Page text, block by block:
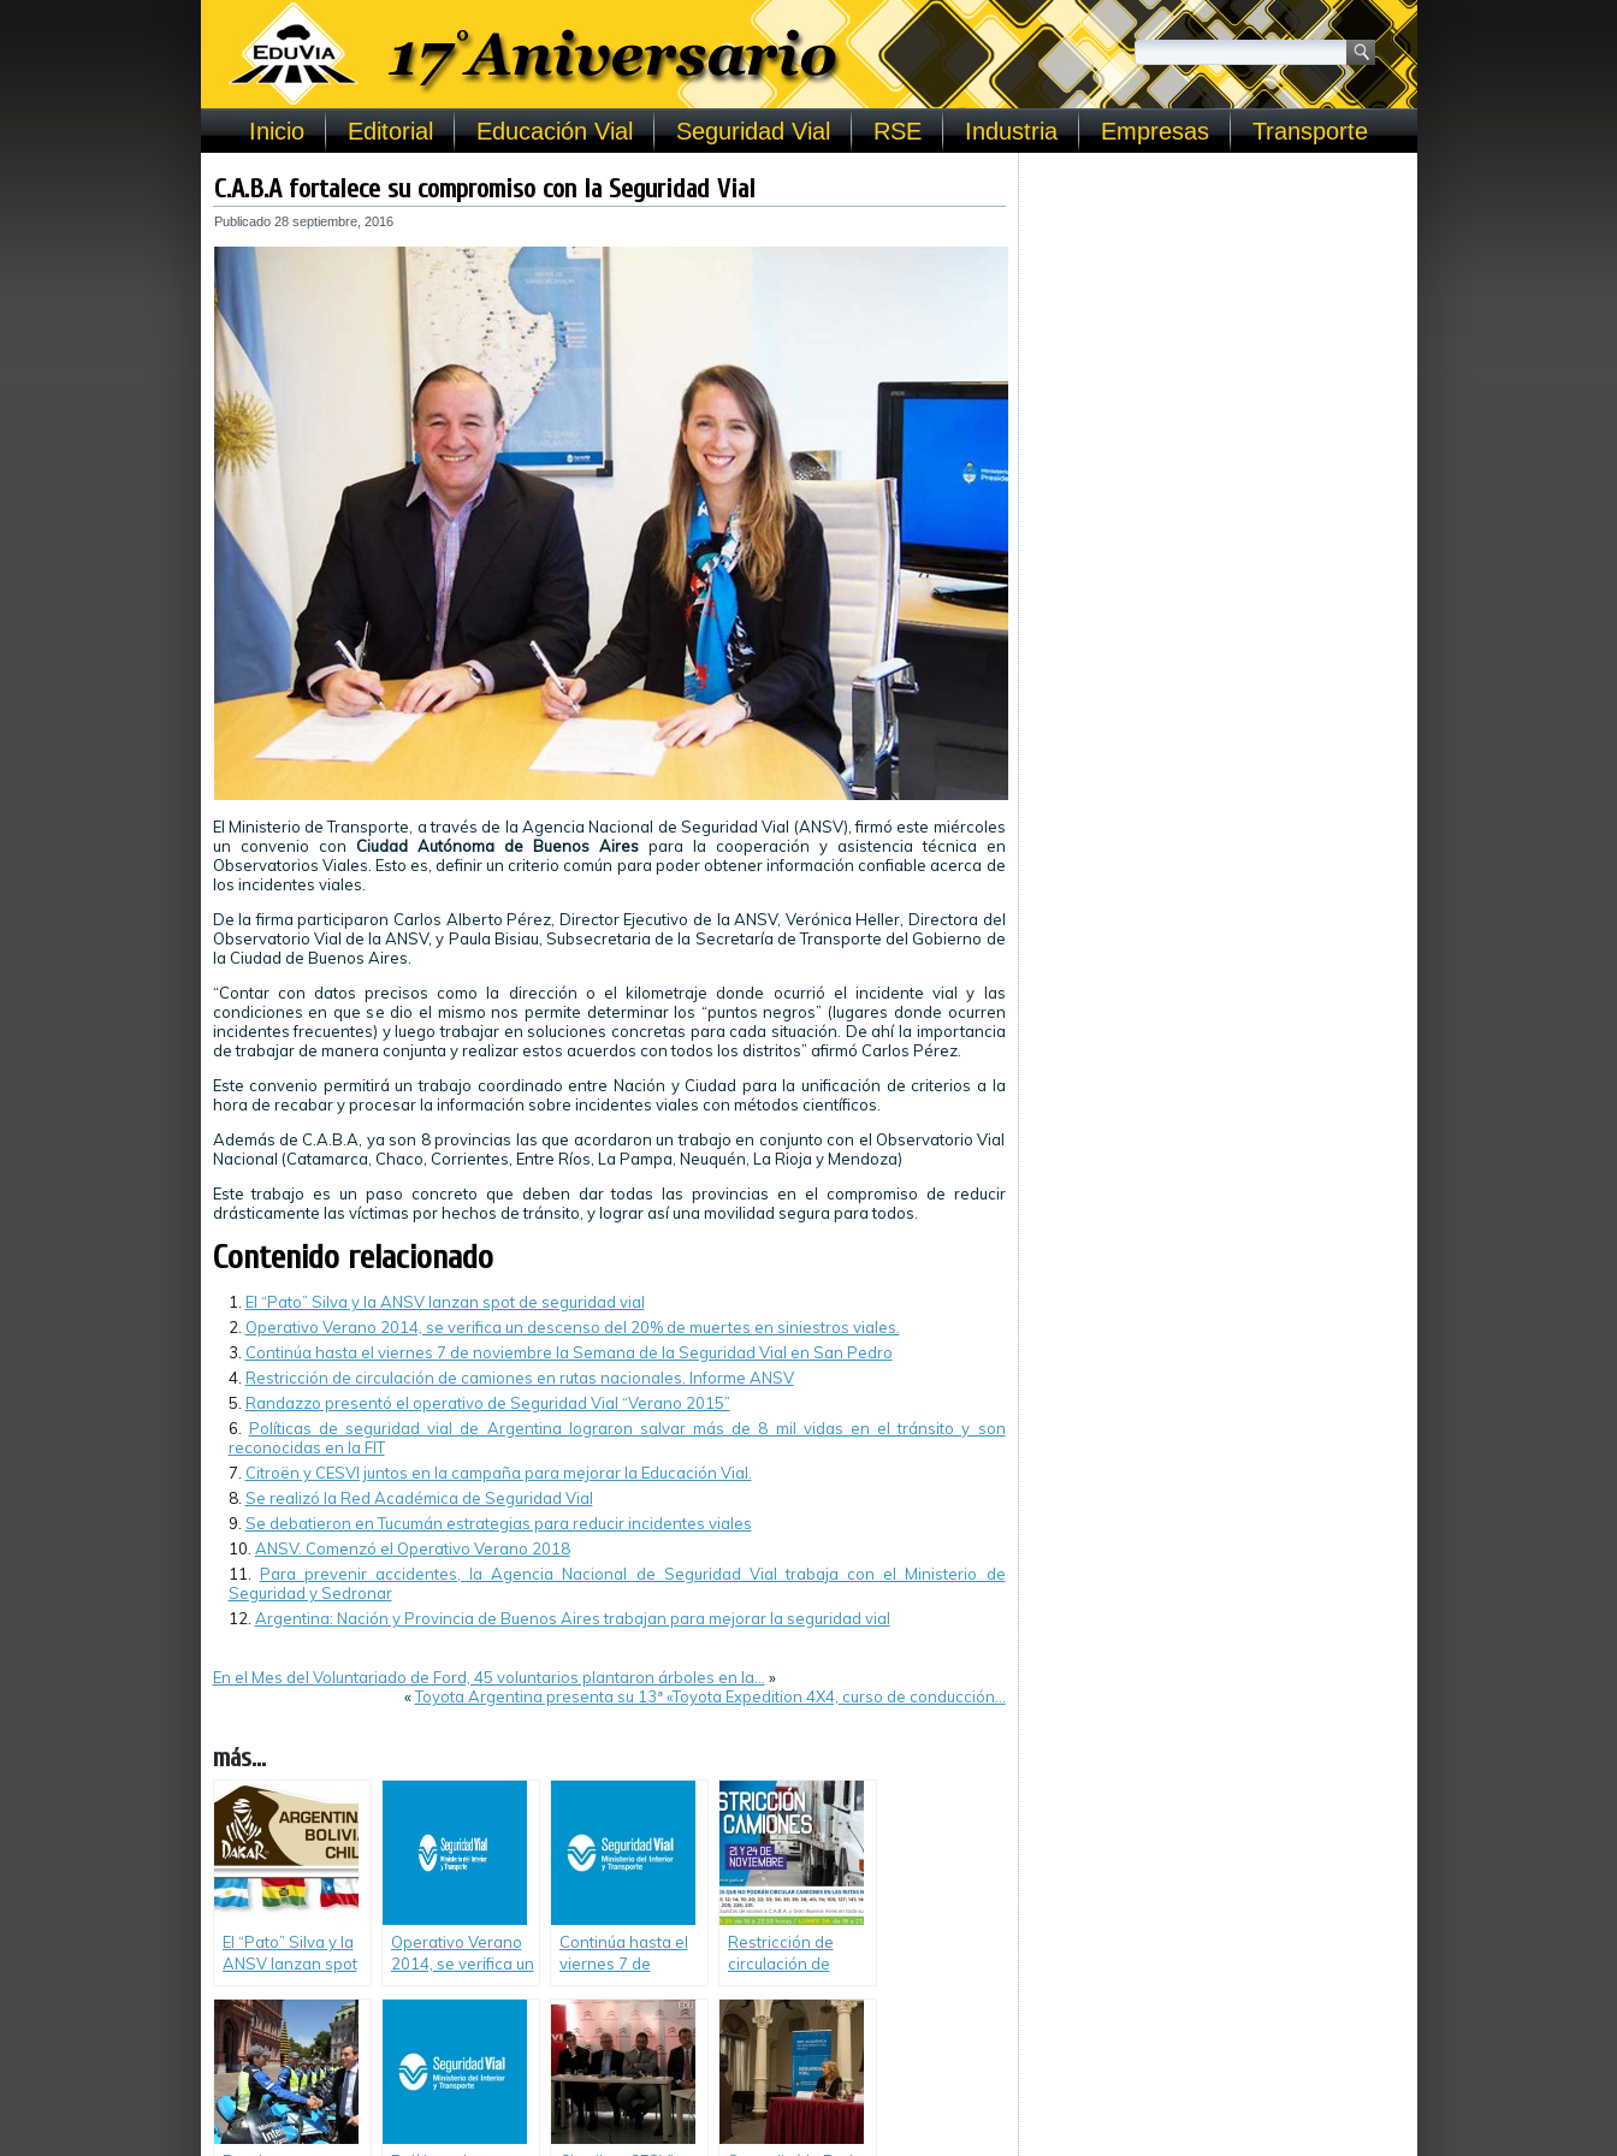
Inicio Editorial Educación Vial Seguridad Vial RSE Industria Empresas Transporte
C.A.B.A fortalece su compromiso con la Seguridad Vial
Publicado 28 septiembre, 2016
El Ministerio de Transporte, a través de la Agencia Nacional de Seguridad Vial (ANSV), firmó este miércoles
un convenio con Ciudad Autónoma de Buenos Airespara la cooperación y asistencia técnica en
Observatorios Viales. Esto es, definir un criterio común para poder obtener información confiable acerca de
los incidentes viales.
De la firma participaron Carlos Alberto Pérez, Director Ejecutivo de la ANSV, Verónica Heller, Directora del
Observatorio Vial de la ANSV, y Paula Bisiau, Subsecretaria de la Secretaría de Transporte del Gobierno de
la Ciudad de Buenos Aires.
“Contar con datos precisos como la dirección o el kilometraje donde ocurrió el incidente vial y las
condiciones en que se dio el mismo nos permite determinar los “puntos negros” (lugares donde ocurren
incidentes frecuentes) y luego trabajar en soluciones concretas para cada situación. De ahí la importancia
de trabajar de manera conjunta y realizar estos acuerdos con todos los distritos” afirmó Carlos Pérez.
Este convenio permitirá un trabajo coordinado entre Nación y Ciudad para la unificación de criterios a la
hora de recabar y procesar la información sobre incidentes viales con métodos científicos.
Además de C.A.B.A, ya son 8 provincias las que acordaron un trabajo en conjunto con el Observatorio Vial
Nacional (Catamarca, Chaco, Corrientes, Entre Ríos, La Pampa, Neuquén, La Rioja y Mendoza)
Este trabajo es un paso concreto que deben dar todas las provincias en el compromiso de reducir
drásticamente las víctimas por hechos de tránsito, y lograr así una movilidad segura para todos.
Contenido relacionado
El “Pato” Silva y la ANSV lanzan spot de seguridad vial
Operativo Verano 2014, se verifica un descenso del 20% de muertes en siniestros viales.
Continúa hasta el viernes 7 de noviembre la Semana de la Seguridad Vial en San Pedro
Restricción de circulación de camiones en rutas nacionales. Informe ANSV
Randazzo presentó el operativo de Seguridad Vial “Verano 2015”
Políticas de seguridad vial de Argentina lograron salvar más de 8 mil vidas en el tránsito y son
reconocidas en la FIT
Citroën y CESVI juntos en la campaña para mejorar la Educación Vial.
Se realizó la Red Académica de Seguridad Vial
Se debatieron en Tucumán estrategias para reducir incidentes viales
ANSV. Comenzó el Operativo Verano 2018
Para prevenir accidentes, la Agencia Nacional de Seguridad Vial trabaja con el Ministerio de
Seguridad y Sedronar
Argentina: Nación y Provincia de Buenos Aires trabajan para mejorar la seguridad vial
En el Mes del Voluntariado de Ford, 45 voluntarios plantaron árboles en la…
»
«Toyota Argentina presenta su 13ª «Toyota Expedition 4X4, curso de conducción…
más...
El “Pato” Silva y la
ANSV lanzan spot
Operativo Verano
2014, se verifica un
Continúa hasta el
viernes 7 de
Semana de la
Seguridad Vial en
San Pedro
Restricción de
circulación de
nacionales.
Informe ANSV